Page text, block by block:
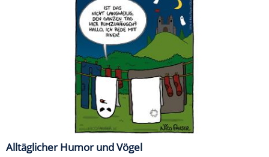
Alltäglicher Humor und Vögel